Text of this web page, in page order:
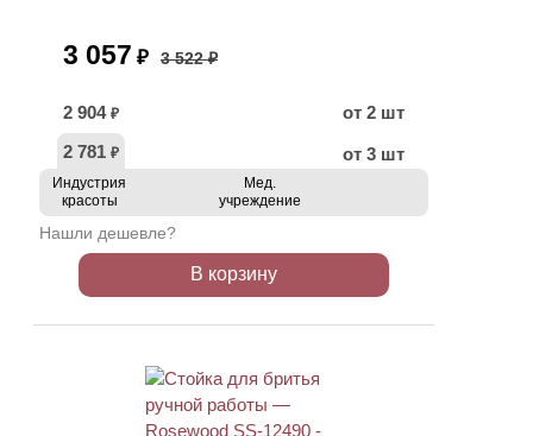
3 057 ₽ 3 522 ₽
2 904 ₽
от 2 шт
2 781 ₽ от 3 шт
Индустрия
красоты
Мед.
учреждение
Нашли дешевле?
В корзину